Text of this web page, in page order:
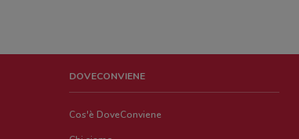
DOVECONVIENE
Cos'è DoveConviene